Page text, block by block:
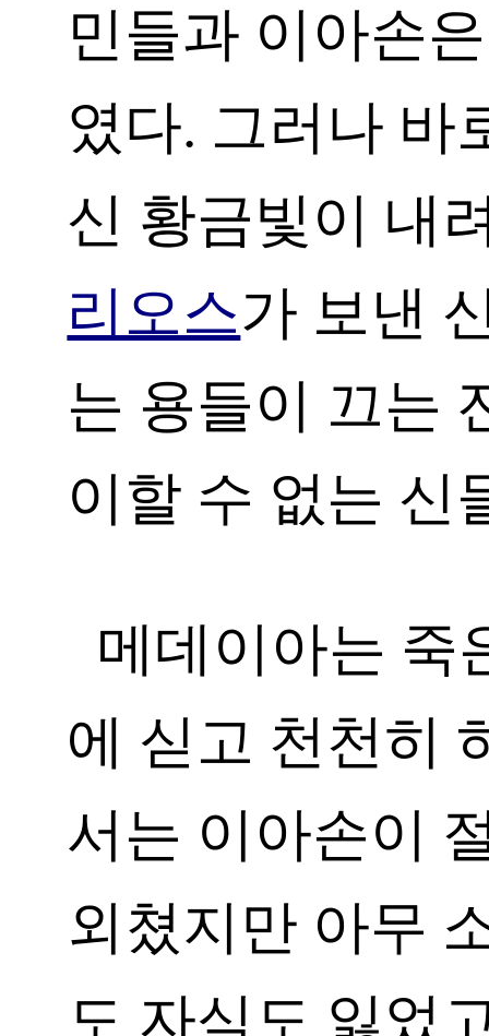
민들과 이아손
였다. 그러나 바
신 황금빛이 내
리오스가 보낸
는 용들이 끄는
이할 수 없는 신
메데이아는 죽
에 싣고 천천히
서는 이아손이
외쳤지만 아무
도 자식도 잃었